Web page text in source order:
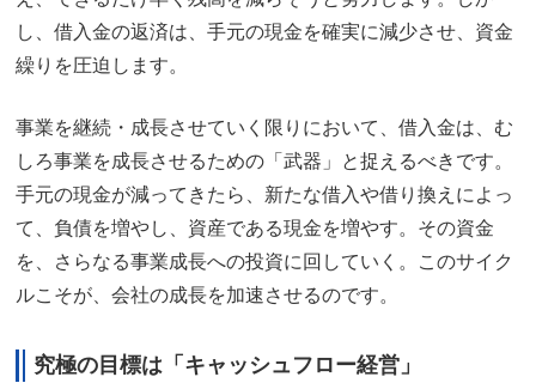
し、借入金の返済は、手元の現金を確実に減少させ、資金
繰りを圧迫します。
事業を継続・成長させていく限りにおいて、借入金は、む
しろ事業を成長させるための「武器」と捉えるべきです。
手元の現金が減ってきたら、新たな借入や借り換えによっ
て、負債を増やし、資産である現金を増やす。その資金
を、さらなる事業成長への投資に回していく。このサイク
ルこそが、会社の成長を加速させるのです。
究極の目標は「キャッシュフロー経営」